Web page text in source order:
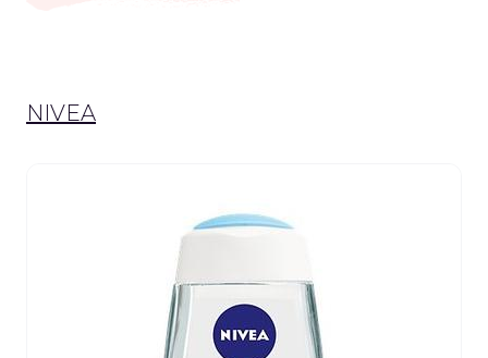
NIVEA